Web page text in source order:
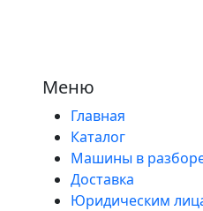
Меню
Главная
Каталог
Машины в
Доставка
Юридическим